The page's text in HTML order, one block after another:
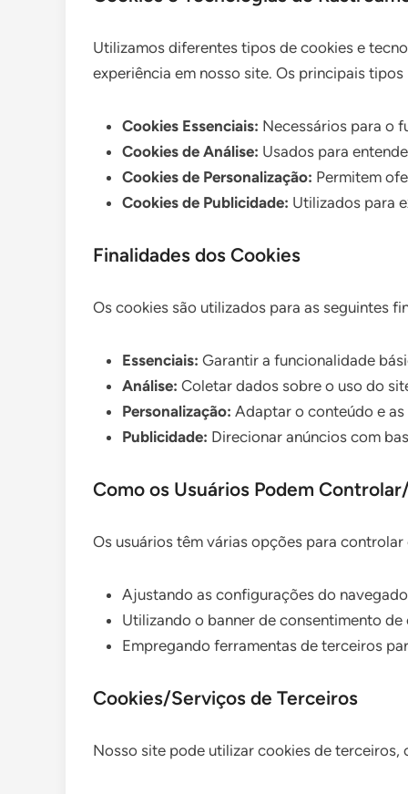
Utilizamos diferentes tipos de cookies e
experiência em nosso site. Os principais tipos
Cookies Essenciais: Necessários para o
Cookies de Análise: Usados para
Cookies de Personalização: Permitem
Cookies de Publicidade: Utilizados para
Finalidades dos Cookies
Os cookies são utilizados para as seguintes
Essenciais: Garantir a funcionalidade
Análise: Coletar dados sobre o uso do
Personalização: Adaptar o conteúdo e
Publicidade: Direcionar anúncios com
Como os Usuários Podem
Os usuários têm várias opções para controlar
Ajustando as configurações do
Utilizando o banner de consentimento de
Empregando ferramentas de terceiros
Cookies/Serviços de Terceiros
Nosso site pode utilizar cookies de terceiros,